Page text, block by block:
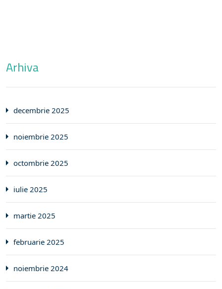
Arhiva
decembrie 2025
noiembrie 2025
octombrie 2025
iulie 2025
martie 2025
februarie 2025
noiembrie 2024